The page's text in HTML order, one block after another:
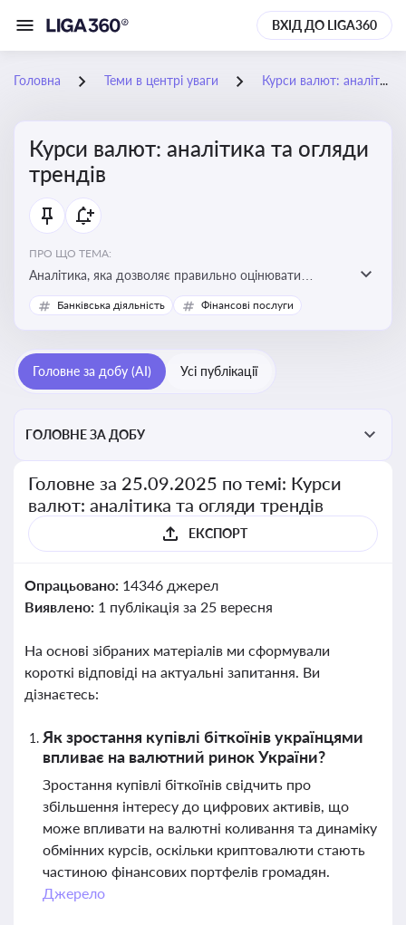
ВХІД ДО LIGA360
Головна Теми в центрі уваги Курси валют: аналітика та огляди трендів
Курси валют: аналітика та огляди
трендів
ПРО ЩО ТЕМА:
Аналітика, яка дозволяє правильно оцінювати
фінансові ризики та планувати витрати. Зміни в
курсах валют можуть вплинути на собівартість
Банківська діяльність Фінансові послуги
Головне за добу (AI) Усі публікації
ГОЛОВНЕ ЗА ДОБУ
Головне за 25.09.2025 по темі: Курси
валют: аналітика та огляди трендів
ЕКСПОРТ
Опрацьовано: 14346 джерел
Виявлено: 1 публікація за 25 вересня
На основі зібраних матеріалів ми сформували
короткі відповіді на актуальні запитання. Ви
дізнаєтесь:
Як зростання купівлі біткоїнів українцями
впливає на валютний ринок України?
Зростання купівлі біткоїнів свідчить про
збільшення інтересу до цифрових активів, що
може впливати на валютні коливання та динаміку
обмінних курсів, оскільки криптовалюти стають
частиною фінансових портфелів громадян.
Джерело